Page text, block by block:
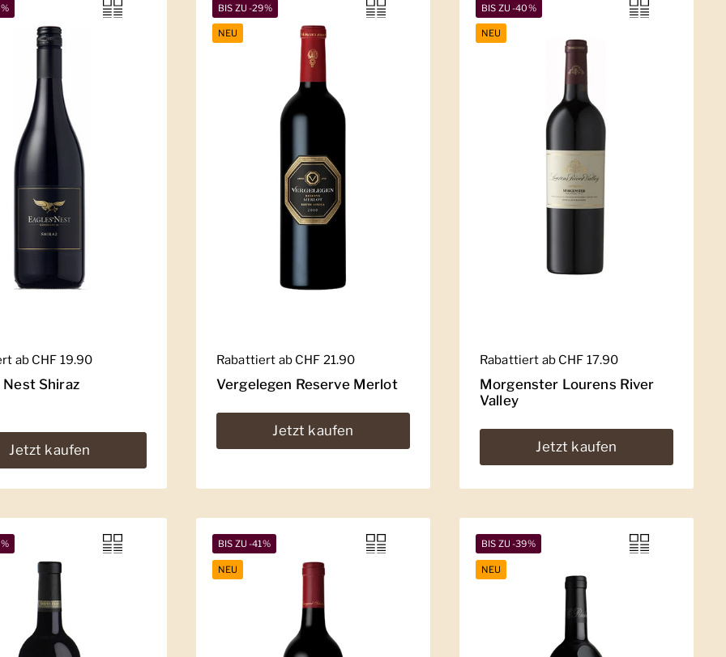
Preis
ab CHF 19.90
Nest Shiraz
Jetzt kaufen
Regulärer Preis
Rabattiert ab CHF 21.90
Vergelegen Reserve Merlot
Jetzt kaufen
BIS ZU -29%
NEU
Regulärer Preis
Rabattiert ab CHF 17.90
Morgenster Lourens River
Valley
Jetzt kaufen
BIS ZU -40%
NEU
BIS ZU -41%
NEU
BIS ZU -39%
NEU